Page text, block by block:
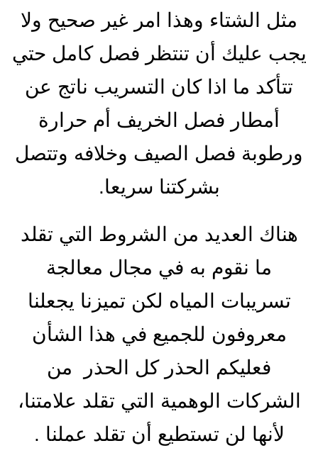
مثل الشتاء وهذا امر غير صحيح ولا
يجب عليك أن تنتظر فصل كامل حتي
تتأكد ما اذا كان التسريب ناتج عن
أمطار فصل الخريف أم حرارة
ورطوبة فصل الصيف وخلافه وتتصل
بشركتنا سريعا.
هناك العديد من الشروط التي تقلد
ما نقوم به في مجال معالجة
تسريبات المياه لكن تميزنا يجعلنا
معروفون للجميع في هذا الشأن
فعليكم الحذر كل الحذر من
الشركات الوهمية التي تقلد علامتنا،
لأنها لن تستطيع أن تقلد عملنا .